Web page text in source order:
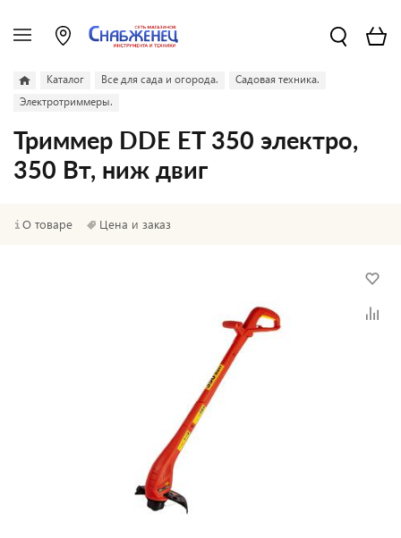
Каталог Все для сада и огорода.
Садовая техника.
Электротриммеры.
Триммер DDE ET 350 электро,
350 Вт, ниж двиг
О товаре Цена и заказ